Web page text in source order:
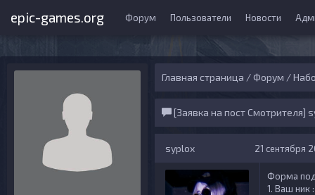
epic-games.org Форум Пользователи Новости
Главная страница /Форум /
[Заявка на пост Смотрителя]
syplox 21 сентября
Форма
1. Ваш ник